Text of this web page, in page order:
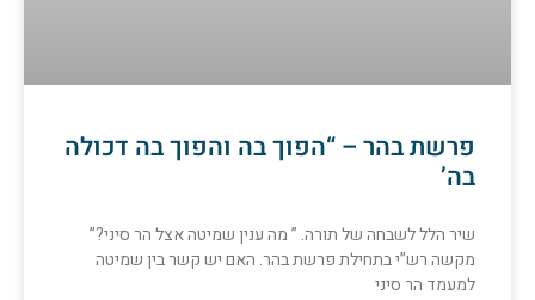
פרשת בהר – “הפוך בה והפוך בה דכולה
בה’
שיר הלל לשבחה של תורה. ” מה ענין שמיטה אצל הר סיני?”
מקשה רש”י בתחילת פרשת בהר. האם יש קשר בין שמיטה
למעמד הר סיני